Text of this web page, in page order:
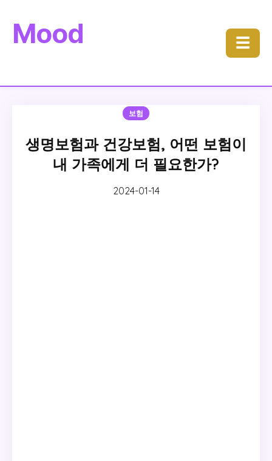
Mood ☰
보험
생명보험과 건강보험, 어떤 보험이
내 가족에게 더 필요한가?
2024-01-14